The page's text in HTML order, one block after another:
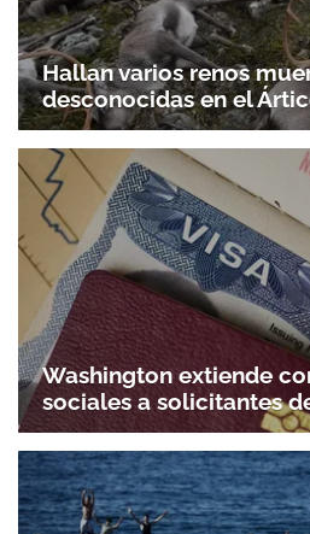
Hallan varios renos
desconocidas en el
Washington extiende
sociales a solicitantes